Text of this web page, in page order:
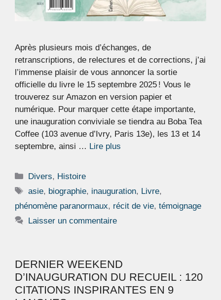
Après plusieurs mois d’échanges, de
retranscriptions, de relectures et de corrections, j’ai
l’immense plaisir de vous annoncer la sortie
officielle du livre le 15 septembre 2025 ! Vous le
trouverez sur Amazon en version papier et
numérique. Pour marquer cette étape importante,
une inauguration conviviale se tiendra au Boba Tea
Coffee (103 avenue d’Ivry, Paris 13e), les 13 et 14
septembre, ainsi … Lire plus
Catégories
Divers, Histoire
Étiquettes
asie, biographie, inauguration, Livre,
phénomène paranormaux, récit de vie, témoignage
Laisser un commentaire
DERNIER WEEKEND
D’INAUGURATION DU RECUEIL : 120
CITATIONS INSPIRANTES EN 9